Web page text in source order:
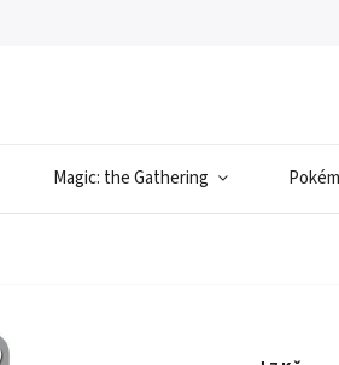
Magic: the Gathering